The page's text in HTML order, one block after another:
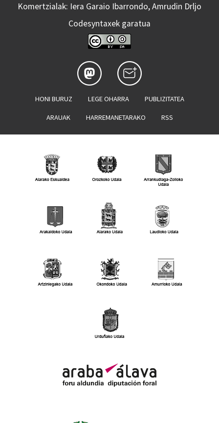
Komertzialak: Iera Garaio Ibarrondo, Amrudin Drljo
Codesyntaxek garatua
HONI BURUZ LEGE OHARRA PUBLIZITATEA
ARAUAK HARREMANETARAKO RSS